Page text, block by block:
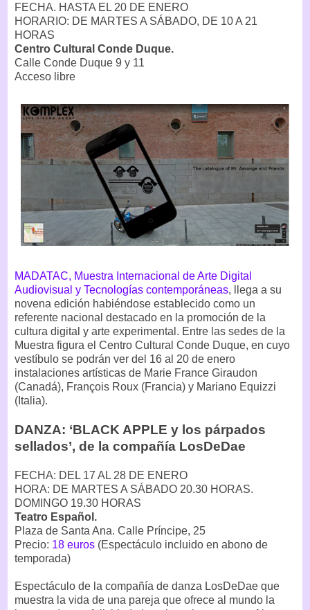
FECHA. HASTA EL 20 DE ENERO
HORARIO: DE MARTES A SÁBADO, DE 10 A 21
HORAS
Centro Cultural Conde Duque.
Calle Conde Duque 9 y 11
Acceso libre
MADATAC, Muestra Internacional de Arte Digital
Audiovisual y Tecnologías contemporáneas, llega a su
novena edición habiéndose establecido como un
referente nacional destacado en la promoción de la
cultura digital y arte experimental. Entre las sedes de la
Muestra figura el Centro Cultural Conde Duque, en cuyo
vestíbulo se podrán ver del 16 al 20 de enero
instalaciones artísticas de Marie France Giraudon
(Canadá), François Roux (Francia) y Mariano Equizzi
(Italia).
DANZA: ‘BLACK APPLE y los párpados
sellados’, de la compañía LosDeDae
FECHA: DEL 17 AL 28 DE ENERO
HORA: DE MARTES A SÁBADO 20.30 HORAS.
DOMINGO 19.30 HORAS
Teatro Español.
Plaza de Santa Ana. Calle Príncipe, 25
Precio: 18 euros (Espectáculo incluido en abono de
temporada)
Espectáculo de la compañía de danza LosDeDae que
muestra la vida de una pareja que ofrece al mundo la